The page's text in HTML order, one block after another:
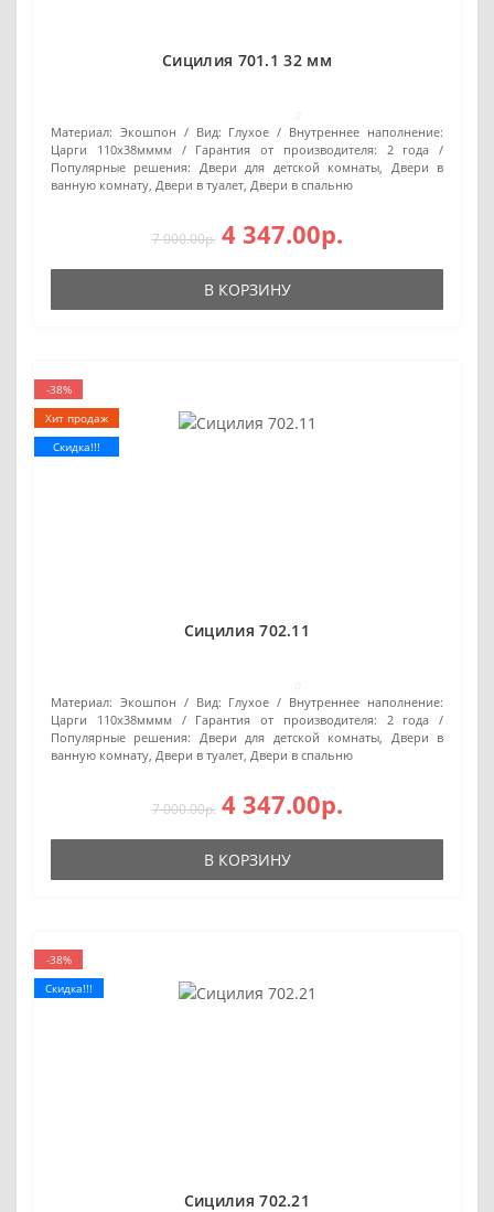
Сицилия 701.1 32 мм
Материал: Экошпон Вид: Глухое
Внутреннее наполнение:
Царги 110х38мммм
Гарантия от производителя:
2 года
Популярные решения:
Двери для детской комнаты, Двери в
ванную комнату, Двери в туалет, Двери в спальню
7 000.00р. 4 347.00р.
В КОРЗИНУ
-38%
Хит продаж
Скидка!!!
Сицилия 702.11
Материал: Экошпон Вид: Глухое
Внутреннее наполнение:
Царги 110х38мммм
Гарантия от производителя:
2 года
Популярные решения:
Двери для детской комнаты, Двери в
ванную комнату, Двери в туалет, Двери в спальню
7 000.00р. 4 347.00р.
В КОРЗИНУ
-38%
Скидка!!!
Сицилия 702.21